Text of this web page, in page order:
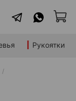
Рукоятки